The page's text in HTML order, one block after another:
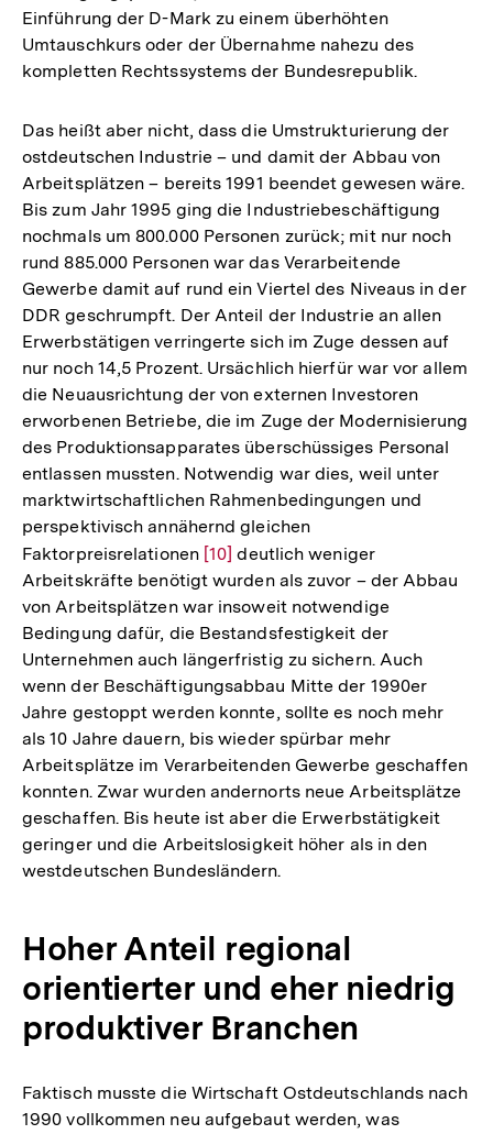
Einführung der D-Mark zu einem überhöhten
Umtauschkurs oder der Übernahme nahezu des
kompletten Rechtssystems der Bundesrepublik.
Das heißt aber nicht, dass die Umstrukturierung der
ostdeutschen Industrie – und damit der Abbau von
Arbeitsplätzen – bereits 1991 beendet gewesen wäre.
Bis zum Jahr 1995 ging die Industriebeschäftigung
nochmals um 800.000 Personen zurück; mit nur noch
rund 885.000 Personen war das Verarbeitende
Gewerbe damit auf rund ein Viertel des Niveaus in der
DDR geschrumpft. Der Anteil der Industrie an allen
Erwerbstätigen verringerte sich im Zuge dessen auf
nur noch 14,5 Prozent. Ursächlich hierfür war vor allem
die Neuausrichtung der von externen Investoren
erworbenen Betriebe, die im Zuge der Modernisierung
des Produktionsapparates überschüssiges Personal
entlassen mussten. Notwendig war dies, weil unter
marktwirtschaftlichen Rahmenbedingungen und
perspektivisch annähernd gleichen
Faktorpreisrelationen Zur
Auflösung
der
Fußnote
[10] deutlich weniger
Arbeitskräfte benötigt wurden als zuvor – der Abbau
von Arbeitsplätzen war insoweit notwendige
Bedingung dafür, die Bestandsfestigkeit der
Unternehmen auch längerfristig zu sichern. Auch
wenn der Beschäftigungsabbau Mitte der 1990er
Jahre gestoppt werden konnte, sollte es noch mehr
als 10 Jahre dauern, bis wieder spürbar mehr
Arbeitsplätze im Verarbeitenden Gewerbe geschaffen
konnten. Zwar wurden andernorts neue Arbeitsplätze
geschaffen. Bis heute ist aber die Erwerbstätigkeit
geringer und die Arbeitslosigkeit höher als in den
westdeutschen Bundesländern.
Hoher Anteil regional
orientierter und eher niedrig
produktiver Branchen
Faktisch musste die Wirtschaft Ostdeutschlands nach
1990 vollkommen neu aufgebaut werden, was